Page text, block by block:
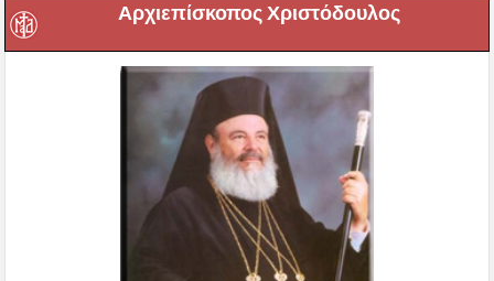
Αρχιεπίσκοπος Χριστόδουλος